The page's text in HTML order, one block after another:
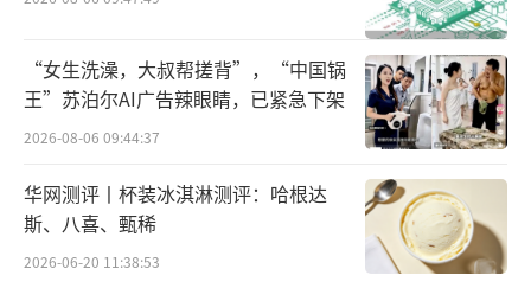
第一，在猫超、社区团购及生鲜电商等渠道实
现行业品牌增速第一。
在此基础上，李锦记进一步把电商业务单
独拎出来。2025年，张亚苹以李锦记中国区副
总裁、新零售运营中心负责人的身份出席年度
渠道伙伴大会。会上，李锦记宣布成立电商事
“女生洗澡，大叔帮搓背”，“中国锅
王”苏泊尔AI广告辣眼睛，已紧急下架
2026-08-06 09:44:37
华网测评丨杯装冰淇淋测评：哈根达
斯、八喜、甄稀
2026-06-20 11:38:53